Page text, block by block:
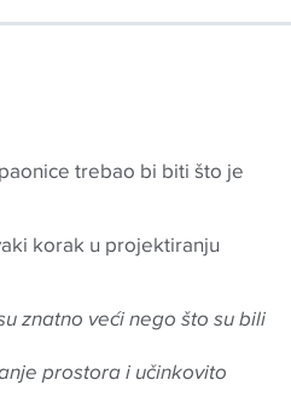
trebao bi biti što je
korak u projektiranju
znatno veći nego što su bili
prostora i učinkovito